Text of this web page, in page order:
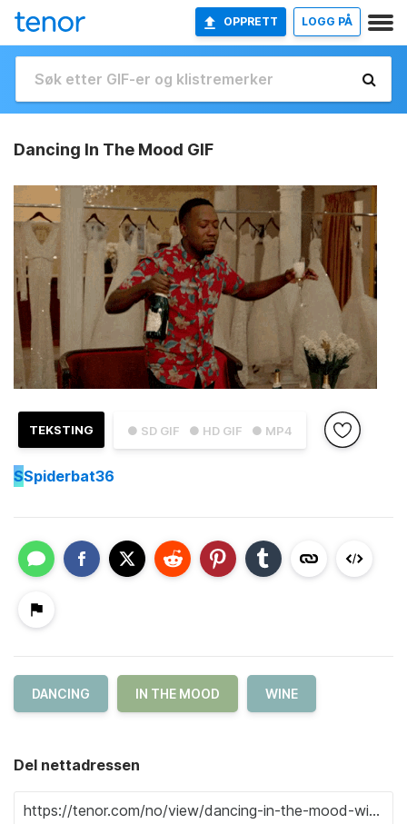
OPPRETT LOGG PÅ
Dancing In The Mood GIF
● SD GIF ● HD GIF ● MP4
TEKSTING
SSpiderbat36
DANCING IN THE MOOD WINE
Del nettadressen